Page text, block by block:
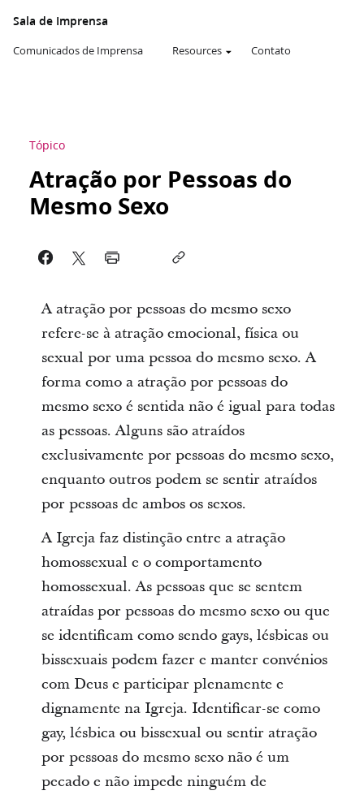
Sala de Imprensa
Comunicados de Imprensa Resources Contato
Tópico
Atração por Pessoas do
Mesmo Sexo
A atração por pessoas do mesmo sexo
refere-se à atração emocional, física ou
sexual por uma pessoa do mesmo sexo. A
forma como a atração por pessoas do
mesmo sexo é sentida não é igual para todas
as pessoas. Alguns são atraídos
exclusivamente por pessoas do mesmo sexo,
enquanto outros podem se sentir atraídos
por pessoas de ambos os sexos.
A Igreja faz distinção entre a atração
homossexual e o comportamento
homossexual. As pessoas que se sentem
atraídas por pessoas do mesmo sexo ou que
se identificam como sendo gays, lésbicas ou
bissexuais podem fazer e manter convénios
com Deus e participar plenamente e
dignamente na Igreja. Identificar-se como
gay, lésbica ou bissexual ou sentir atração
por pessoas do mesmo sexo não é um
pecado e não impede ninguém de